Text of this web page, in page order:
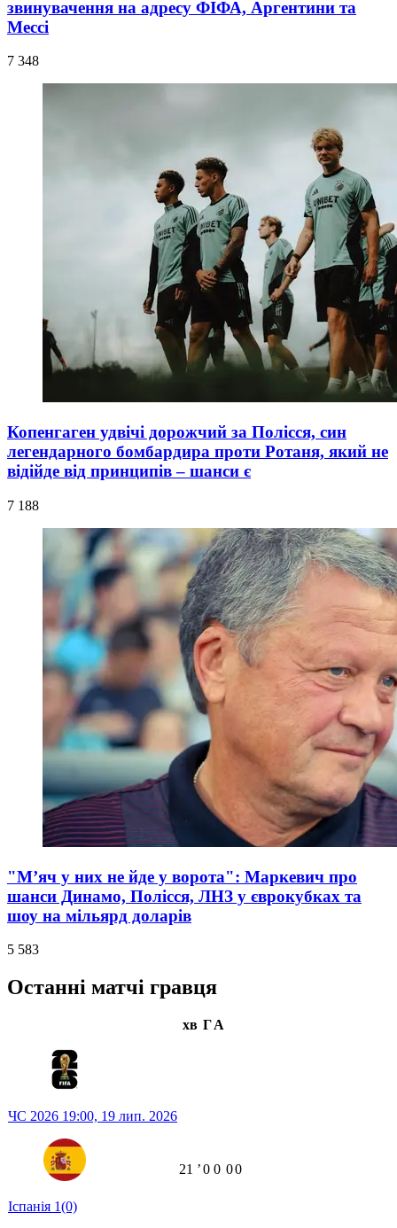
звинувачення на адресу ФІФА, Аргентини та
Мессі
7 348
Копенгаген удвічі дорожчий за Полісся, син
легендарного бомбардира проти Ротаня, який не
відійде від принципів – шанси є
7 188
"М’яч у них не йде у ворота": Маркевич про
шанси Динамо, Полісся, ЛНЗ у єврокубках та
шоу на мільярд доларів
5 583
Останні матчі гравця
хв ГА
ЧС 2026 19:00, 19 лип. 2026
Іспанія 1(0)
21 ʼ0 0 00